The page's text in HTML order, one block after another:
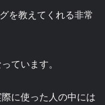
を教えてくれる非常
ています。
に使った人の中には